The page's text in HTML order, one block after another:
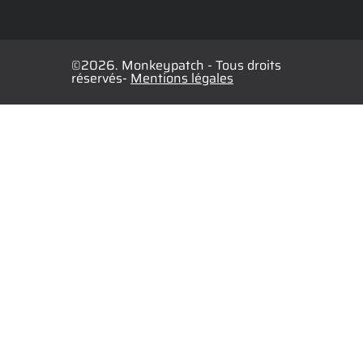
©2026. Monkeypatch - Tous droits
réservés- Mentions légales